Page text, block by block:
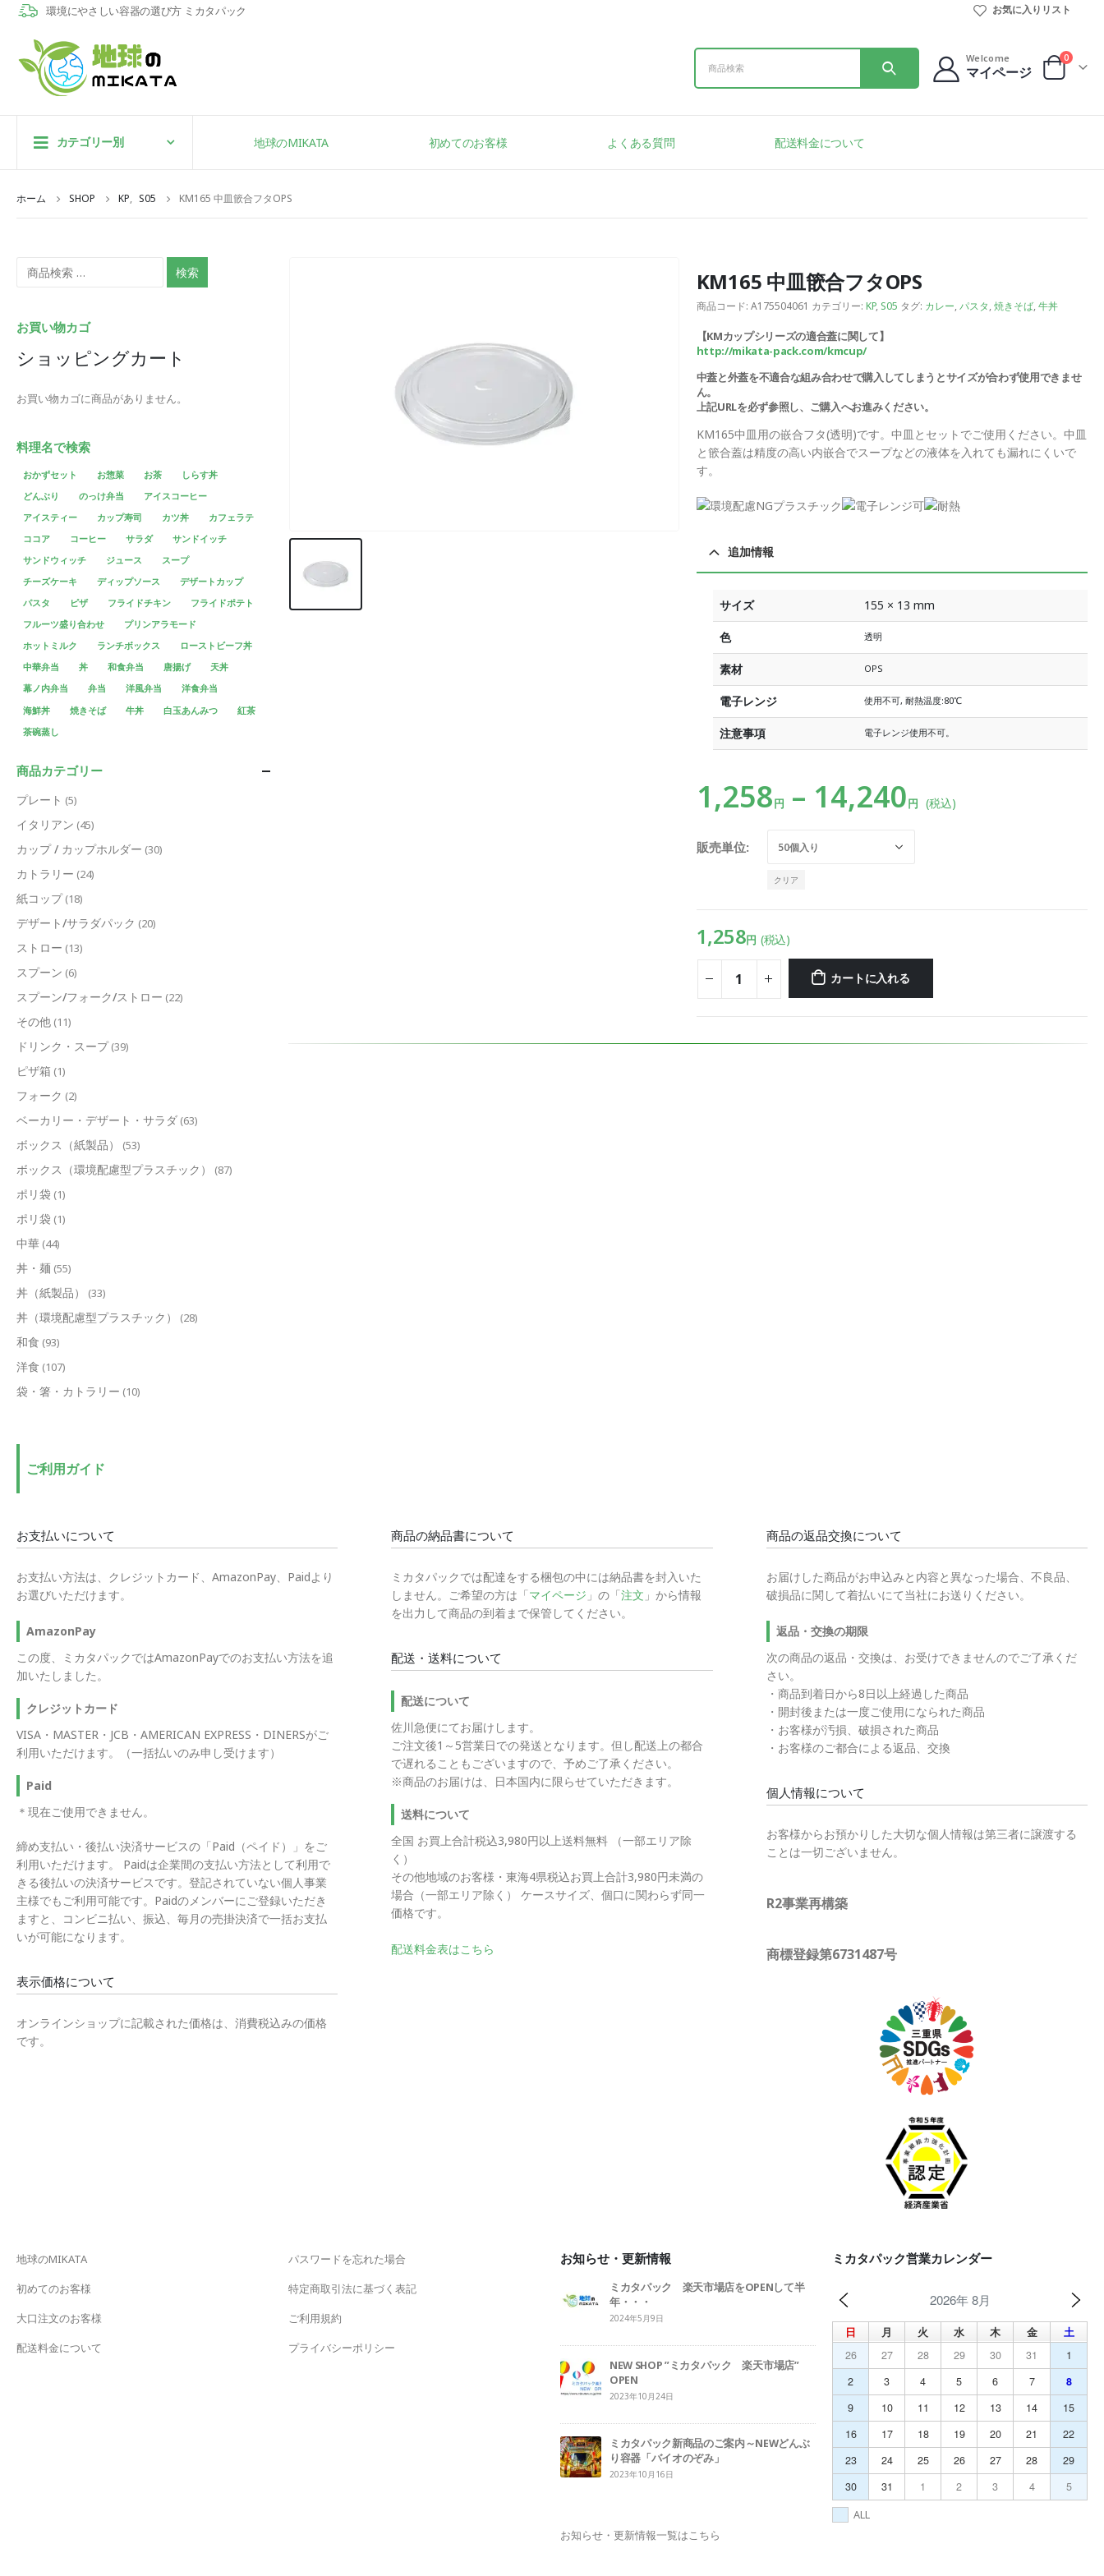
環境にやさしい容器の選び方 ミカタパック お気に入りリスト
Welcome
マイページ
0
カテゴリー別 地球のMIKATA 初めてのお客様 よくある質問 配送料金について
ホーム SHOP KP, S05 KM165 中皿篏合フタOPS
KM165 中皿篏合フタOPS
商品コード: A175504061 カテゴリー: KP, S05 タグ: カレー,パスタ,焼きそば,牛丼
【KMカップシリーズの適合蓋に関して】
http://mikata-pack.com/kmcup/
中蓋と外蓋を不適合な組み合わせで購入してしまうとサイズが合わず使用できませ
ん。
上記URLを必ず参照し、ご購入へお進みください。
KM165中皿用の嵌合フタ(透明)です。中皿とセットでご使用ください。中皿
と篏合蓋は精度の高い内嵌合でスープなどの液体を入れても漏れにくいで
す。
追加情報
サイズ 155 × 13 mm
色 透明
素材 OPS
電子レンジ 使用不可, 耐熱温度:80℃
注意事項 電子レンジ使用不可。
1,258円 – 14,240円 (税込)
販売単位
クリア
1,258円 (税込)
カートに入れる
検索
お買い物カゴ
ショッピングカート
お買い物カゴに商品がありません。
料理名で検索
おかずセット お惣菜 お茶
しらす丼
どんぶり
のっけ弁当
アイスコーヒー
アイスティー
カップ寿司 カツ丼
カフェラテ
ココア
コーヒー サラダ
サンドイッチ
サンドウィッチ
ジュース
スープ
チーズケーキ
ディップソース
デザートカップ
パスタ
ピザ フライドチキン
フライドポテト
フルーツ盛り合わせ
プリンアラモード
ホットミルク
ランチボックス
ローストビーフ丼
中華弁当
丼 和食弁当 唐揚げ
天丼
幕ノ内弁当
弁当 洋風弁当
洋食弁当
海鮮丼
焼きそば 牛丼 白玉あんみつ
紅茶
茶碗蒸し
商品カテゴリー
プレート (5)
イタリアン (45)
カップ / カップホルダー (30)
カトラリー (24)
紙コップ (18)
デザート/サラダパック (20)
ストロー (13)
スプーン (6)
スプーン/フォーク/ストロー (22)
その他 (11)
ドリンク・スープ (39)
ピザ箱 (1)
フォーク (2)
ベーカリー・デザート・サラダ (63)
ボックス（紙製品） (53)
ボックス（環境配慮型プラスチック） (87)
ポリ袋 (1)
ポリ袋 (1)
中華 (44)
丼・麺 (55)
丼（紙製品） (33)
丼（環境配慮型プラスチック） (28)
和食 (93)
洋食 (107)
袋・箸・カトラリー (10)
ご利用ガイド
お支払いについて
お支払い方法は、クレジットカード、AmazonPay、Paidより
お選びいただけます。
AmazonPay
この度、ミカタパックではAmazonPayでのお支払い方法を追
加いたしました。
クレジットカード
VISA・MASTER・JCB・AMERICAN EXPRESS・DINERSがご
利用いただけます。（一括払いのみ申し受けます）
Paid
＊現在ご使用できません。
締め支払い・後払い決済サービスの「Paid（ペイド）」をご
利用いただけます。 Paidは企業間の支払い方法として利用で
きる後払いの決済サービスです。登記されていない個人事業
主様でもご利用可能です。Paidのメンバーにご登録いただき
ますと、コンビニ払い、振込、毎月の売掛決済で一括お支払
いが可能になります。
表示価格について
オンラインショップに記載された価格は、消費税込みの価格
です。
商品の納品書について
ミカタパックでは配達をする梱包の中には納品書を封入いた
しません。ご希望の方は「マイページ 」の「注文 」から情報
を出力して商品の到着まで保管してください。
配送・送料について
配送について
佐川急便にてお届けします。
ご注文後1～5営業日での発送となります。但し配送上の都合
で遅れることもございますので、予めご了承ください。
※商品のお届けは、日本国内に限らせていただきます。
送料について
全国 お買上合計税込3,980円以上送料無料 （一部エリア除
く）
その他地域のお客様・東海4県税込お買上合計3,980円未満の
場合（一部エリア除く） ケースサイズ、個口に関わらず同一
価格です。
配送料金表はこちら
商品の返品交換について
お届けした商品がお申込みと内容と異なった場合、不良品、
破損品に関して着払いにて当社にお送りください。
返品・交換の期限
次の商品の返品・交換は、お受けできませんのでご了承くだ
さい。
・商品到着日から8日以上経過した商品
・開封後または一度ご使用になられた商品
・お客様が汚損、破損された商品
・お客様のご都合による返品、交換
個人情報について
お客様からお預かりした大切な個人情報は第三者に譲渡する
ことは一切ございません。
R2事業再構築
商標登録第6731487号
地球のMIKATA
初めてのお客様
大口注文のお客様
配送料金について
パスワードを忘れた場合
特定商取引法に基づく表記
ご利用規約
プライバシーポリシー
お知らせ・更新情報
ミカタパック 楽天市場店をOPENして半
年・・・
2024年5月9日
NEW SHOP ”ミカタパック 楽天市場店”
OPEN
2023年10月24日
ミカタパック新商品のご案内～NEWどんぶ
り容器「バイオのぞみ」
2023年10月16日
お知らせ・更新情報一覧はこちら
ミカタパック営業カレンダー
2026年 8月
日 月 火 水 木 金
土
26
27 28 29 30 31
1
2
3 4 5 6 7
8
9
10 11 12 13 14
15
16
17 18 19 20 21
22
23
24 25 26 27 28
29
30
31 1 2 3 4 5
ALL